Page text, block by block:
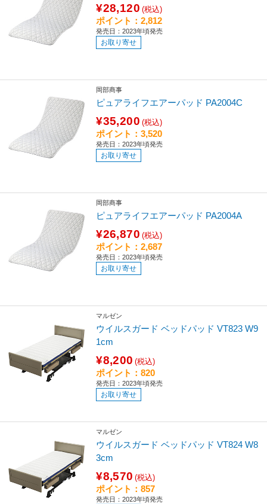
¥28,120 (税込)
ポイント：2,812
発売日：2023年頃発売
お取り寄せ
岡部商事
ピュアライフエアーパッド PA2004C
¥35,200 (税込)
ポイント：3,520
発売日：2023年頃発売
お取り寄せ
岡部商事
ピュアライフエアーパッド PA2004A
¥26,870 (税込)
ポイント：2,687
発売日：2023年頃発売
お取り寄せ
マルゼン
ウイルスガード ベッドパッド VT823 W9
1cm
¥8,200 (税込)
ポイント：820
発売日：2023年頃発売
お取り寄せ
マルゼン
ウイルスガード ベッドパッド VT824 W8
3cm
¥8,570 (税込)
ポイント：857
発売日：2023年頃発売